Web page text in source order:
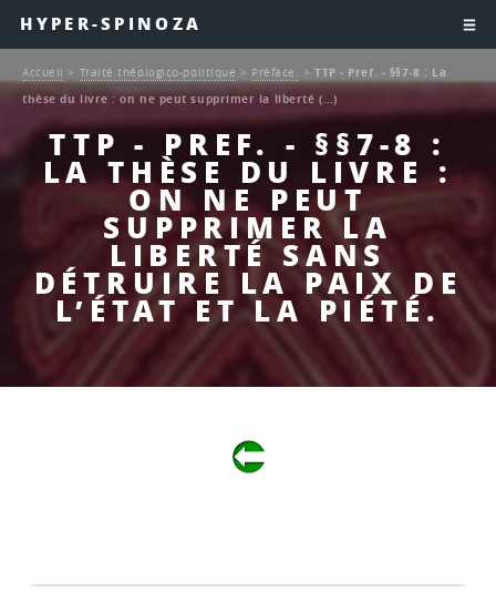
HYPER-SPINOZA
TTP - PREF. - §§7-8 :
LA THÈSE DU LIVRE :
ON NE PEUT
SUPPRIMER LA
LIBERTÉ SANS
DÉTRUIRE LA PAIX DE
L’ÉTAT ET LA PIÉTÉ.
Accueil > Traité théologico-politique > Préface. >TTP - Pref. - §§7-8 : La
thèse du livre : on ne peut supprimer la liberté (…)